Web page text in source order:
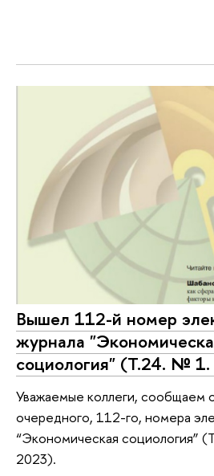
Вышел 112-й номер
журнала
социология" (Т.24. №
Уважаемые коллеги, сообщаем
очередного, 112-го, номера
“Экономическая социология”
2023).